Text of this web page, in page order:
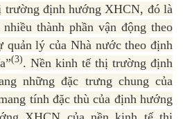
trường định hướng XHCN, đó là
thành phần vận động theo
quản lý của Nhà nước theo định
(3). Nền kinh tế thị trường định
những đặc trưng chung của
tính đặc thù của định hướng